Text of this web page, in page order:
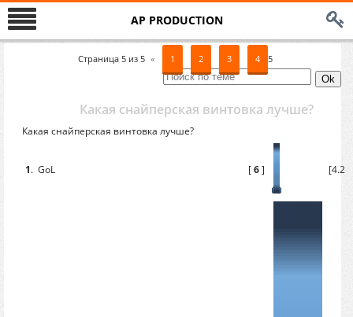
AP PRODUCTION
Страница 5 из 5 « 1 2 3 4 5
Какая снайперская винтовка лучше?
Какая снайперская винтовка лучше?
1. GoL [6]